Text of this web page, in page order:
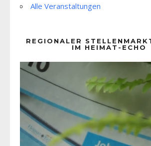
Alle Veranstaltungen
REGIONALER
IM HEIMAT-ECHO
Player